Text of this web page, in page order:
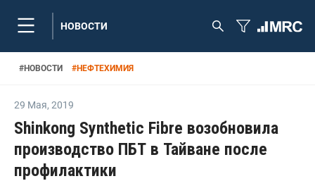
НОВОСТИ
#НОВОСТИ #НЕФТЕХИМИЯ
29 Мая, 2019
Shinkong Synthetic Fibre возобновила
производство ПБТ в Тайване после
профилактики